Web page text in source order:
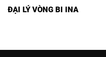
ĐẠI LÝ VÒNG BI INA